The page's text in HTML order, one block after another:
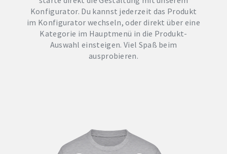
Konfigurator. Du kannst jederzeit das Produkt
im Konfigurator wechseln, oder direkt über eine
Kategorie im Hauptmenü in die Produkt-
Auswahl einsteigen. Viel Spaß beim
ausprobieren.